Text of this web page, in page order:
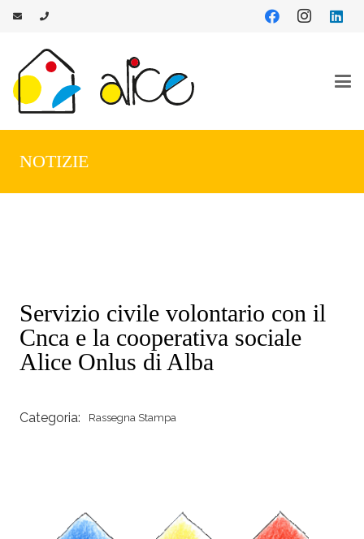
NOTIZIE
Servizio civile volontario con il
Cnca e la cooperativa sociale
Alice Onlus di Alba
Categoria: Rassegna Stampa